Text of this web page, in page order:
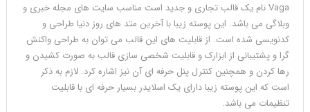
Vaga نام یک قالب تجاری و جدید است مناسب سایت های مجله خبری و
وبلاگی می باشد. این پوسته زیبا با آخرین متد های روز دنیا طراحی و
کدنویسی شده است. از قابلیت های این قالب می توان به طراحی واکنش
گرا و پشتیبانی از ابزارک و قابلیت شخصی سازی قالب به صورت کشیدن و
رها کردن و همچنین کنترل پنل حرفه ای آن نیز اشاره کرد. لازم به ذکر
است که این پوسته زیبا دارای یک اسلایدر بسیار حرفه ای با قابلیت
تنظیمات می باشد.